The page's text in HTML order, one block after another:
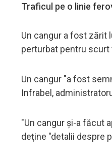
Traficul pe o linie
Un cangur a fost zărit
perturbat pentru scurt
Un cangur "a fost
Infrabel,
"Un cangur şi-a făcut
deţine "detalii despre